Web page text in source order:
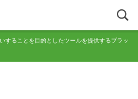
することを目的としたツールを提供するプラッ